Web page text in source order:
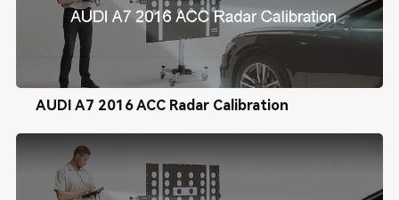
AUDI A7 2016 ACC Radar Calibration